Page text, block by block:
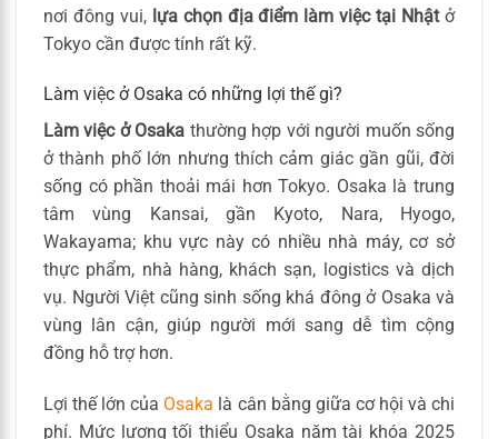
nơi đông vui, lựa chọn địa điểm làm việc tại Nhậtở
Tokyo cần được tính rất kỹ.
Làm việc ở Osaka có những lợi thế gì?
Làm việc ở Osaka thường hợp với người muốn sống
ở thành phố lớn nhưng thích cảm giác gần gũi, đời
sống có phần thoải mái hơn Tokyo. Osaka là trung
tâm vùng Kansai, gần Kyoto, Nara, Hyogo,
Wakayama; khu vực này có nhiều nhà máy, cơ sở
thực phẩm, nhà hàng, khách sạn, logistics và dịch
vụ. Người Việt cũng sinh sống khá đông ở Osaka và
vùng lân cận, giúp người mới sang dễ tìm cộng
đồng hỗ trợ hơn.
Lợi thế lớn của Osaka là cân bằng giữa cơ hội và chi
phí. Mức lương tối thiểu Osaka năm tài khóa 2025